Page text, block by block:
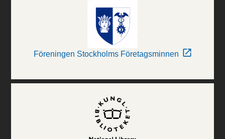
Föreningen Stockholms Företagsminnen